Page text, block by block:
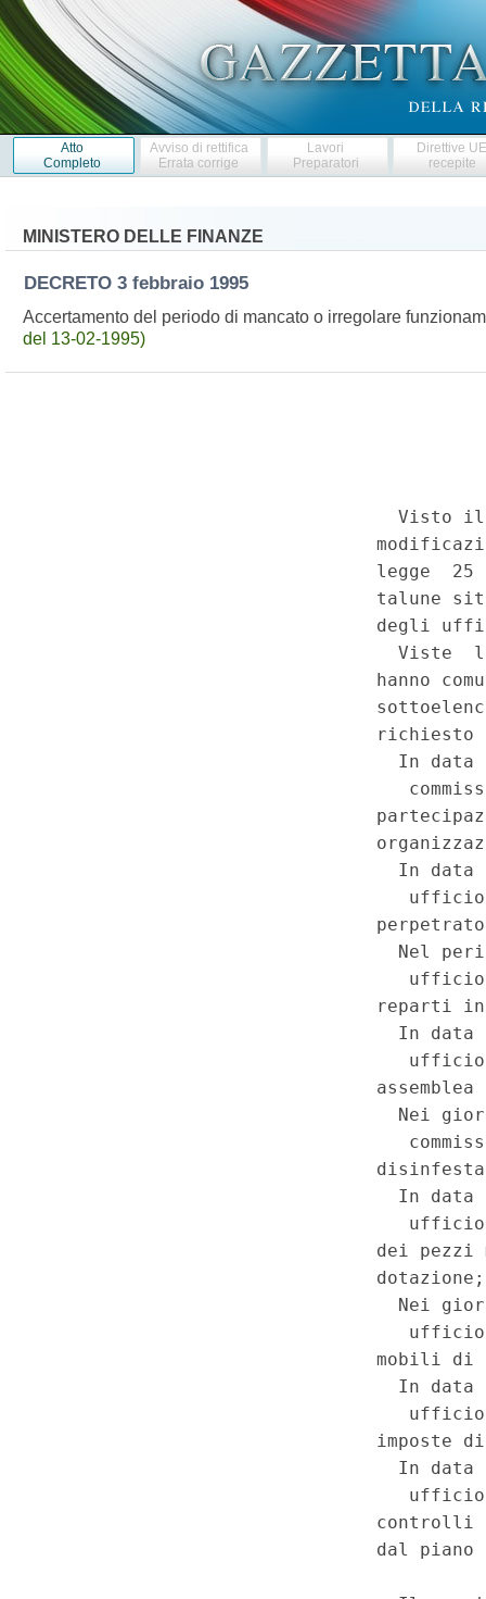
Atto
Completo
Avviso di rettifica
Errata corrige
Lavori
Preparatori
Direttive
recepite
MINISTERO DELLE FINANZE
DECRETO 3 febbraio 1995
Accertamento del periodo di mancato o irregolare
del 13-02-1995)